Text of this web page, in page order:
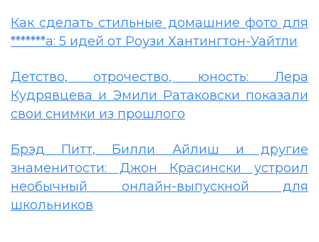
Как сделать стильные домашние фото для
*******а: 5 идей от Роузи Хантингтон-Уайтли
Детство, отрочество, юность: Лера
Кудрявцева и Эмили Ратаковски показали
свои снимки из прошлого
Брэд Питт, Билли Айлиш и другие
знаменитости: Джон Красински устроил
необычный онлайн-выпускной для
школьников